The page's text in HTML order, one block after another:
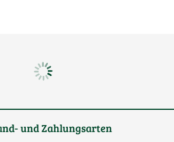
und Zahlungsarten